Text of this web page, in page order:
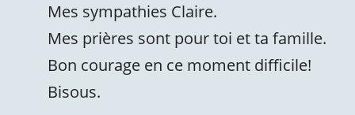
Mes sympathies Claire.
Mes prières sont pour toi et ta famille.
Bon courage en ce moment difficile!
Bisous.